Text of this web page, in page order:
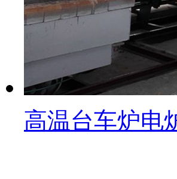
高温台车炉电